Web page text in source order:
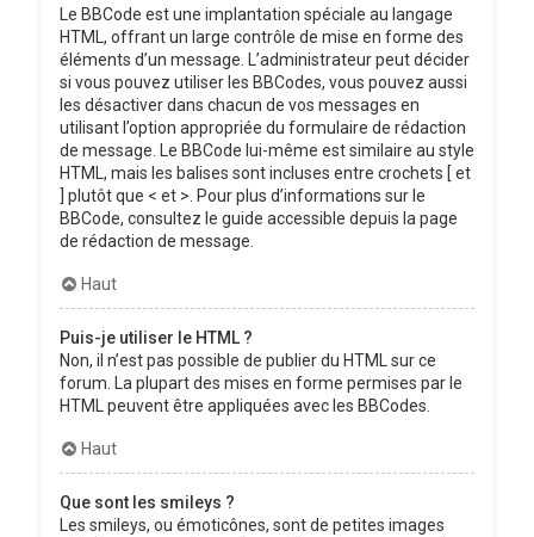
Le BBCode est une implantation spéciale au langage
HTML, offrant un large contrôle de mise en forme des
éléments d’un message. L’administrateur peut décider
si vous pouvez utiliser les BBCodes, vous pouvez aussi
les désactiver dans chacun de vos messages en
utilisant l’option appropriée du formulaire de rédaction
de message. Le BBCode lui-même est similaire au style
HTML, mais les balises sont incluses entre crochets [ et
] plutôt que < et >. Pour plus d’informations sur le
BBCode, consultez le guide accessible depuis la page
de rédaction de message.
Haut
Puis-je utiliser le HTML ?
Non, il n’est pas possible de publier du HTML sur ce
forum. La plupart des mises en forme permises par le
HTML peuvent être appliquées avec les BBCodes.
Haut
Que sont les smileys ?
Les smileys, ou émoticônes, sont de petites images